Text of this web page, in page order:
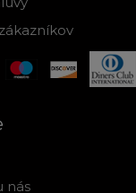
nás